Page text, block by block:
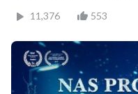
11,376 553